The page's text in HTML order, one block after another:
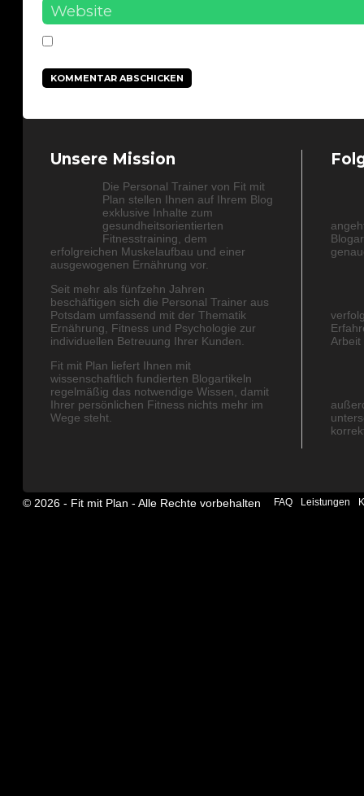
Unsere Mission
Die Personal Trainer von Fit mit
Plan stellen Ihnen auf Ihrem Blog
exklusive Inhalte zum
gesundheitsorientierten
Fitnesstraining, dem
erfolgreichen Muskelaufbau und einer
ausgewogenen Ernährung vor.
Seit mehr als fünfzehn Jahren
beschäftigen sich die Personal Trainer aus
Potsdam umfassend mit der Thematik
Ernährung, Fitness und Psychologie zur
individuellen Betreuung Ihrer Kunden.
Fit mit Plan liefert Ihnen mit
wissenschaftlich fundierten Blogartikeln
regelmäßig das notwendige Wissen, damit
Ihrer persönlichen Fitness nichts mehr im
Wege steht.
Arbeit
© 2026 ‐ Fit mit Plan - Alle Rechte vorbehalten FAQ Leistungen